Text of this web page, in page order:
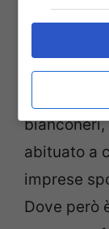
possibilità
rimonta ai
bianconeri,
abituato a
imprese
Dove però